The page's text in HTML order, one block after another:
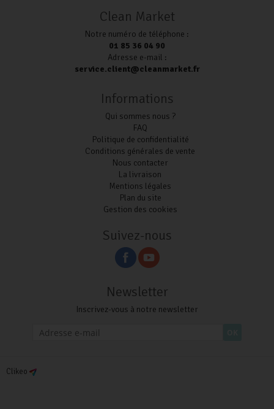
Clean Market
Notre numéro de téléphone :
01 85 36 04 90
Adresse e-mail :
service.client@cleanmarket.fr
Informations
Qui sommes nous ?
FAQ
Politique de confidentialité
Conditions générales de vente
Nous contacter
La livraison
Mentions légales
Plan du site
Gestion des cookies
Suivez-nous
Newsletter
Inscrivez-vous à notre newsletter
Clikeo